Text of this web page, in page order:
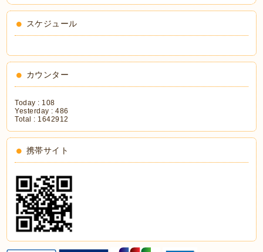
スケジュール
カウンター
Today : 108
Yesterday :486
Total : 1642912
携帯サイト